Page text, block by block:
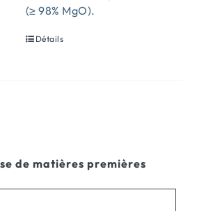
(≥ 98% MgO).
Détails
de matières premières